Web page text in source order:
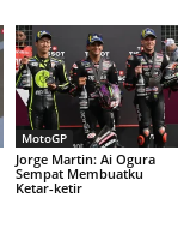
MotoGP
Jorge Martin: Ai Ogura
Sempat Membuatku
Ketar-ketir